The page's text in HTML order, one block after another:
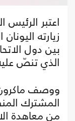
اعتبر
زيارته
بين دول
الذي تنصّ
ووصف ماكرون
من معاهدة